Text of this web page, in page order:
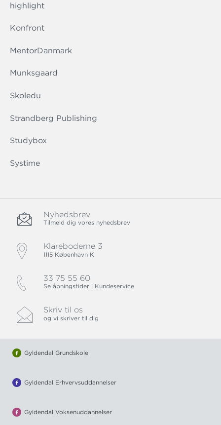
highlight
Konfront
MentorDanmark
Munksgaard
Skoledu
Strandberg Publishing
Studybox
Systime
Nyhedsbrev
Tilmeld dig vores nyhedsbrev
Klareboderne 3
1115 København K
33 75 55 60
Se åbningstider i Kundeservice
Skriv til os
og vi skriver til dig
Gyldendal Grundskole
Gyldendal Erhvervsuddannelser
Gyldendal Voksenuddannelser